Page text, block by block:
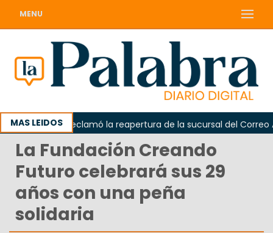
MENU
MAS LEIDOS
Odarda reclamó la reapertura de la sucursal del Correo
La Fundación Creando
Futuro celebrará sus 29
años con una peña
solidaria